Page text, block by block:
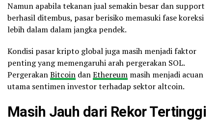
Namun apabila tekanan jual semakin besar dan support
berhasil ditembus, pasar berisiko memasuki fase koreksi
lebih dalam dalam jangka pendek.
Kondisi pasar kripto global juga masih menjadi faktor
penting yang memengaruhi arah pergerakan SOL.
PergerakanBitcoin danEthereum masih menjadi acuan
utama sentimen investor terhadap sektor altcoin.
Masih Jauh dari Rekor Tertinggi